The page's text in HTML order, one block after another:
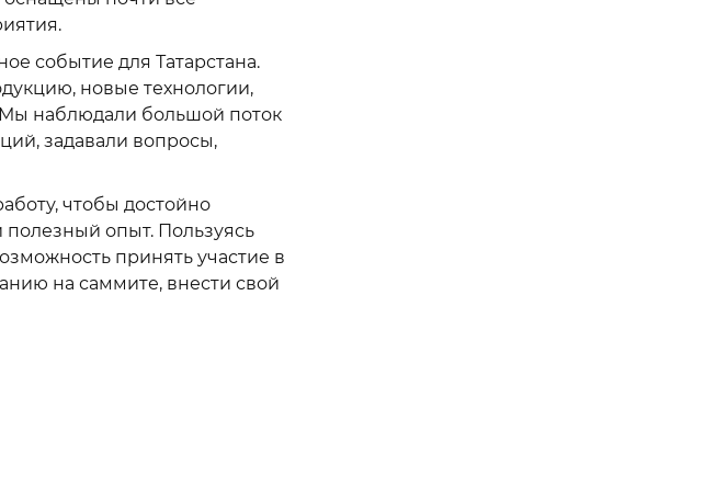
событие для Татарстана.
новые технологии,
наблюдали большой поток
задавали вопросы,
чтобы достойно
опыт. Пользуясь
принять участие в
на саммите, внести свой